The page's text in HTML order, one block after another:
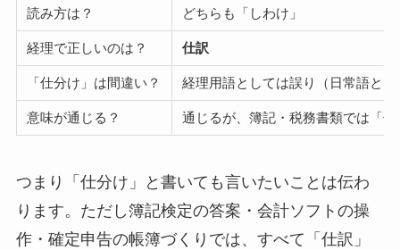
読み方は？ どちらも「しわけ」
経理で正しいのは？ 仕訳
「仕分け」は間違い？ 経理用語としては誤り（日常語と
意味が通じる？ 通じるが、簿記・税務書類では「
つまり「仕分け」と書いても言いたいことは伝わ
ります。ただし簿記検定の答案・会計ソフトの操
作・確定申告の帳簿づくりでは、すべて「仕訳」